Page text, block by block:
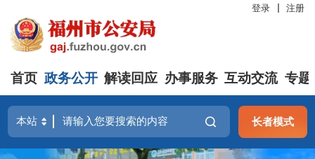
登录 注册
首页 政务公开 解读回应 办事服务 互动交流 专题
长者模式